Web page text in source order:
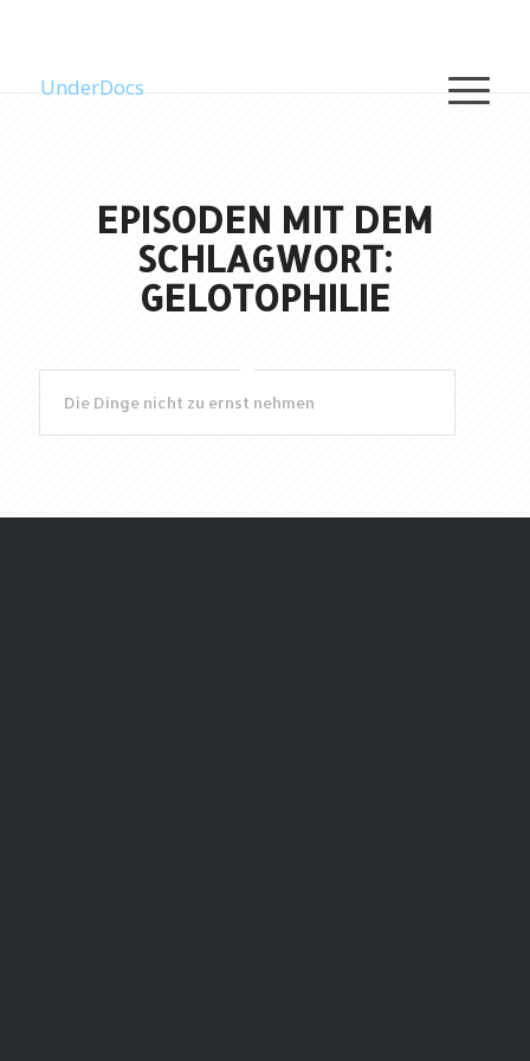
UnderDocs
EPISODEN MIT DEM
SCHLAGWORT:
GELOTOPHILIE
Die Dinge nicht zu ernst nehmen